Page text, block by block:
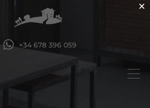
+34 678 396 059
×